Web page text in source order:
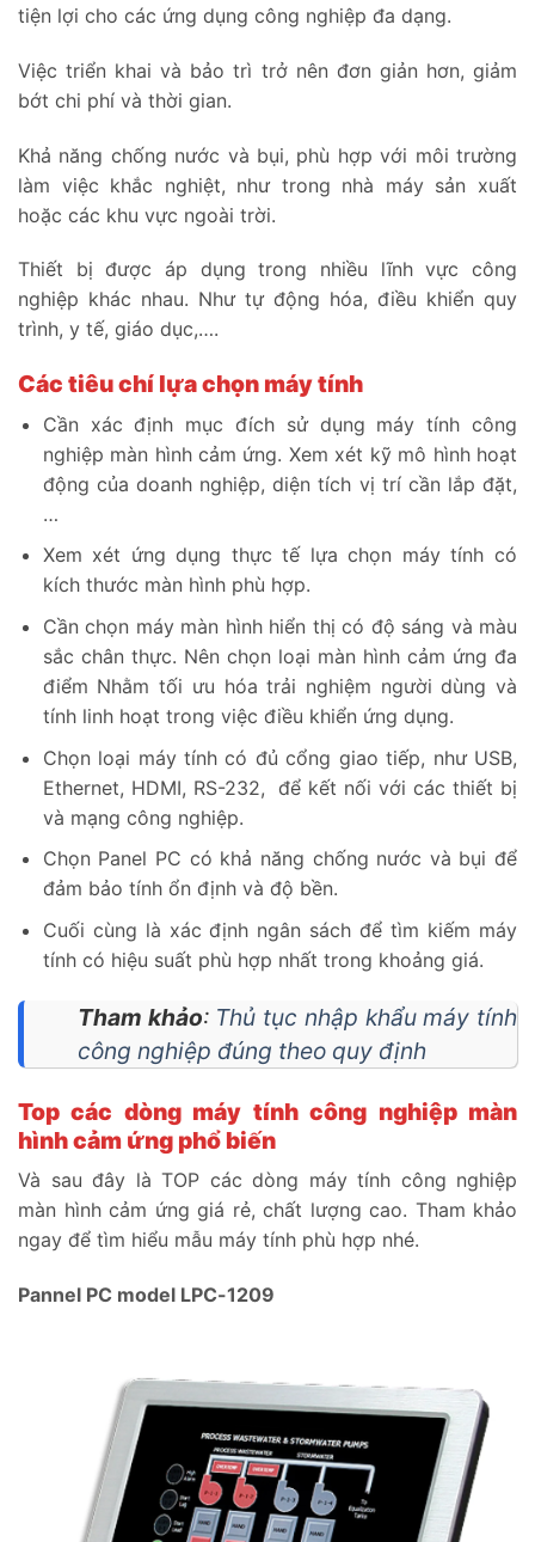
tiện lợi cho các ứng dụng công nghiệp đa dạng.
Việc triển khai và bảo trì trở nên đơn giản hơn, giảm
bớt chi phí và thời gian.
Khả năng chống nước và bụi, phù hợp với môi trường
làm việc khắc nghiệt, như trong nhà máy sản xuất
hoặc các khu vực ngoài trời.
Thiết bị được áp dụng trong nhiều lĩnh vực công
nghiệp khác nhau. Như tự động hóa, điều khiển quy
trình, y tế, giáo dục,….
Các tiêu chí lựa chọn máy tính
Cần xác định mục đích sử dụng máy tính công
nghiệp màn hình cảm ứng. Xem xét kỹ mô hình hoạt
động của doanh nghiệp, diện tích vị trí cần lắp đặt,
…
Xem xét ứng dụng thực tế lựa chọn máy tính có
kích thước màn hình phù hợp.
Cần chọn máy màn hình hiển thị có độ sáng và màu
sắc chân thực. Nên chọn loại màn hình cảm ứng đa
điểm Nhằm tối ưu hóa trải nghiệm người dùng và
tính linh hoạt trong việc điều khiển ứng dụng.
Chọn loại máy tính có đủ cổng giao tiếp, như USB,
Ethernet, HDMI, RS-232, để kết nối với các thiết bị
và mạng công nghiệp.
Chọn Panel PC có khả năng chống nước và bụi để
đảm bảo tính ổn định và độ bền.
Cuối cùng là xác định ngân sách để tìm kiếm máy
tính có hiệu suất phù hợp nhất trong khoảng giá.
Tham khảo: Thủ tục nhập khẩu máy tính
công nghiệp đúng theo quy định
Top các dòng máy tính công nghiệp màn
hình cảm ứng phổ biến
Và sau đây là TOP các dòng máy tính công nghiệp
màn hình cảm ứng giá rẻ, chất lượng cao. Tham khảo
ngay để tìm hiểu mẫu máy tính phù hợp nhé.
Pannel PC model LPC-1209